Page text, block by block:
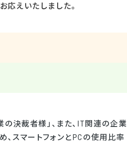
応えいたしました。
決裁者様」、また、IT関連の企業
、スマートフォンとPCの使用比率